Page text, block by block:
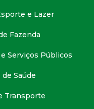
e Lazer
Fazenda
Serviços Públicos
Saúde
Transporte